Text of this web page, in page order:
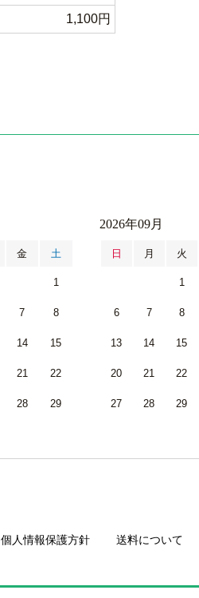
1,100円
金 土
1
7 8
14 15
21 22
28 29
2026年09月
日 月 火
1
6 7 8
13 14 15
20 21 22
27 28 29
個人情報保護方針 送料について